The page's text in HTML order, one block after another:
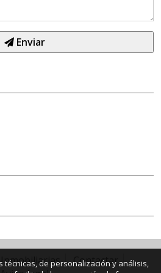
Enviar
Contactar
técnicas, de personalización y análisis,